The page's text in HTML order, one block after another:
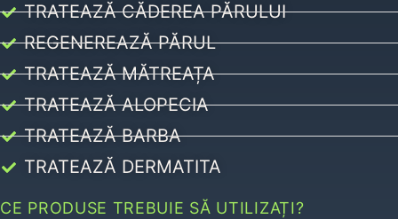
TRATEAZĂ CĂDEREA PĂRULUI
REGENEREAZĂ PĂRUL
TRATEAZĂ MĂTREAȚA
TRATEAZĂ ALOPECIA
TRATEAZĂ BARBA
TRATEAZĂ DERMATITA
CE PRODUSE TREBUIE SĂ UTILIZAȚI?